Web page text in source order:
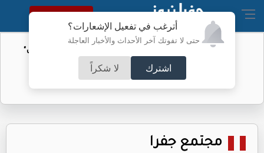
أترغب في تفعيل الإشعارات؟
حتى لا تفوتك آخر الأحداث والأخبار العاجلة
اشترك لا شكراً
النسخة الكاملة
الأمن السيبراني يحذر من رسائل "واتساب"
مجتمع جفرا